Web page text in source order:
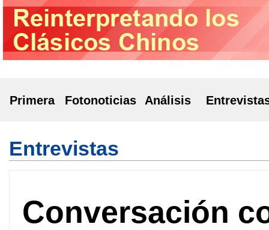
Primera Fotonoticias Análisis
Entrevistas
Conversación